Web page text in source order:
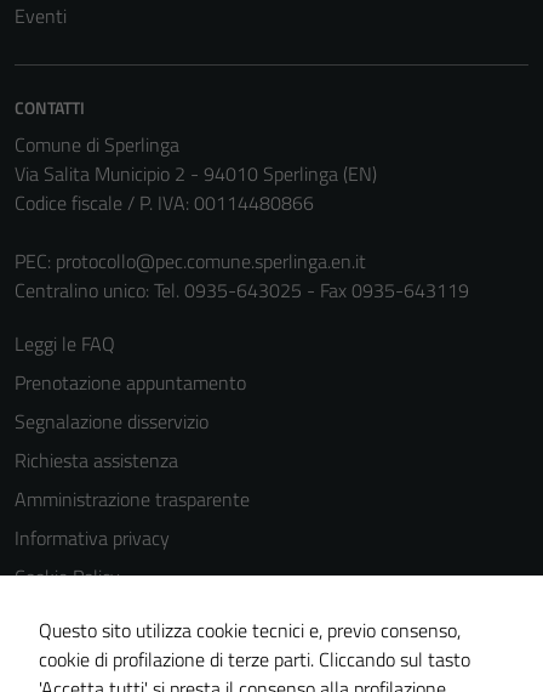
Eventi
CONTATTI
Comune di Sperlinga
Via Salita Municipio 2 - 94010 Sperlinga (EN)
Codice fiscale / P. IVA: 00114480866
PEC: protocollo@pec.comune.sperlinga.en.it
Centralino unico: Tel. 0935-643025 - Fax 0935-643119
Leggi le FAQ
Prenotazione appuntamento
Segnalazione disservizio
Richiesta assistenza
Amministrazione trasparente
Informativa privacy
Cookie Policy
Note legali
Dichiarazione di accessibilità
Questo sito utilizza cookie tecnici e, previo consenso,
cookie di profilazione di terze parti. Cliccando sul tasto